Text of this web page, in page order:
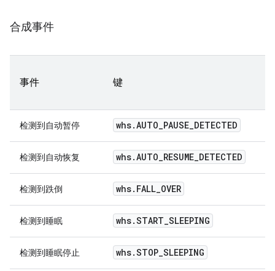
合成事件
事件 键
检测到自动暂停 whs.AUTO_PAUSE_DETECTED
检测到自动恢复 whs.AUTO_RESUME_DETECTED
检测到跌倒 whs.FALL_OVER
检测到睡眠 whs.START_SLEEPING
检测到睡眠停止 whs.STOP_SLEEPING